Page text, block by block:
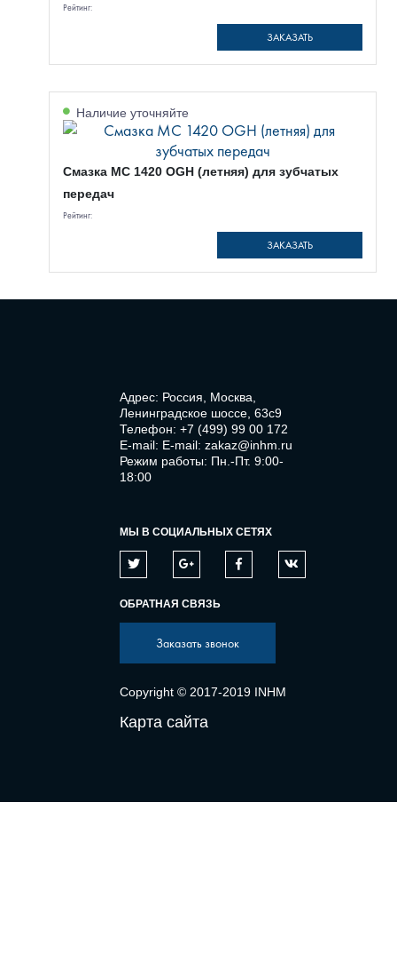
Рейтинг:
ЗАКАЗАТЬ
Наличие уточняйте
Смазка МС 1420 OGH (летняя) для зубчатых
передач
Рейтинг:
ЗАКАЗАТЬ
Адрес: Россия, Москва,
Ленинградское шоссе, 63с9
Телефон: +7 (499) 99 00 172
E-mail: E-mail: zakaz@inhm.ru
Режим работы: Пн.-Пт. 9:00-
18:00
МЫ В СОЦИАЛЬНЫХ СЕТЯХ
ОБРАТНАЯ СВЯЗЬ
Заказать звонок
Copyright © 2017-2019 INHM
Карта сайта